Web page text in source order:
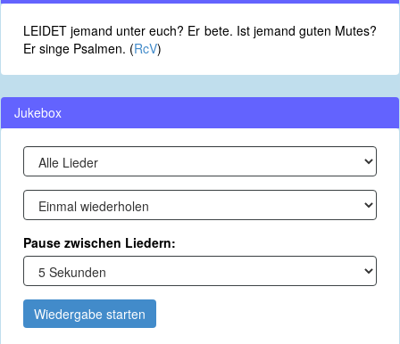
LEIDET jemand unter euch? Er bete. Ist jemand guten Mutes?
Er singe Psalmen. (RcV)
Jukebox
Pause zwischen Liedern:
Wiedergabe starten